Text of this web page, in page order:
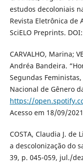
estudos decoloniais
Revista Eletrônica de
SciELO Preprints.
CARVALHO, Marina;
Andréa Bandeira.
Segundas
Nacional de Gênero
https://
Acesso em 18/09/
COSTA, Claudia J.
a descolonização do
39, p. 045-059, jul./